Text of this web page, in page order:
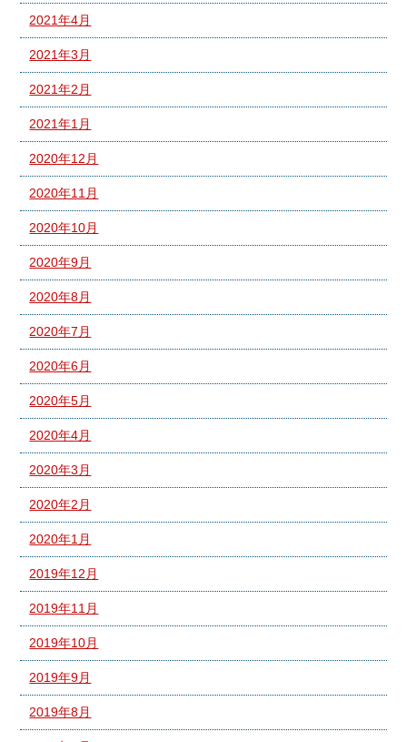
2021年4月
2021年3月
2021年2月
2021年1月
2020年12月
2020年11月
2020年10月
2020年9月
2020年8月
2020年7月
2020年6月
2020年5月
2020年4月
2020年3月
2020年2月
2020年1月
2019年12月
2019年11月
2019年10月
2019年9月
2019年8月